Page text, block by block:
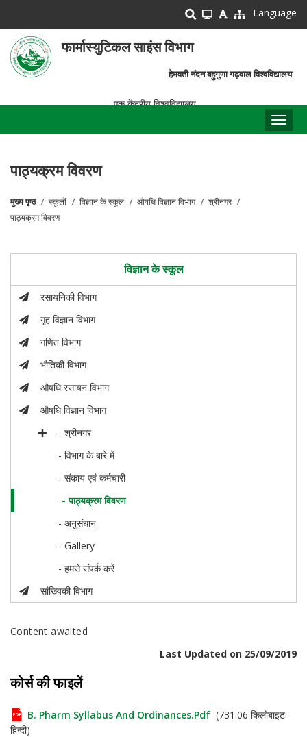
main
content
Language
फार्मास्युटिकल साइंस विभाग
हेमवती नंदन बहुगुणा गढ़वाल विश्वविद्यालय
एक केंद्रीय विश्वविद्यालय
पाठ्यक्रम विवरण
पग
मुख्य पृष्ठ स्कूलों विज्ञान के स्कूल औषधि विज्ञान विभाग
श्रीनगर
पाठ्यक्रम विवरण
विज्ञान के स्कूल
रसायनिकी विभाग
गृह विज्ञान विभाग
गणित विभाग
भौतिकी विभाग
औषधि रसायन विभाग
औषधि विज्ञान विभाग
- श्रीनगर
- विभाग के बारे में
- संकाय एवं कर्मचारी
- पाठ्यक्रम विवरण
- अनुसंधान
- Gallery
- हमसे संपर्क करें
सांख्यिकी विभाग
Content awaited
Last Updated on 25/09/2019
कोर्स की फाइलें
B. Pharm Syllabus And Ordinances.pdf (731.06 किलोबाइट -
हिन्दी)